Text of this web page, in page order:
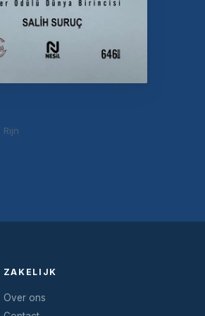
Rijn
ZAKELIJK
Over ons